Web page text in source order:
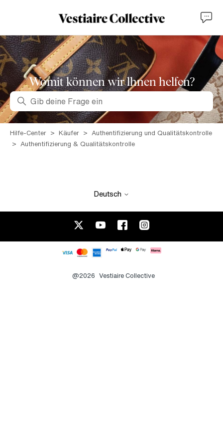
Womit können wir lhnen helfen?
Suche
Hilfe-Center Käufer
Authentifizierung und Qualitätskontrolle
Authentifizierung & Qualitätskontrolle
Deutsch
@2026 Vestiaire Collective